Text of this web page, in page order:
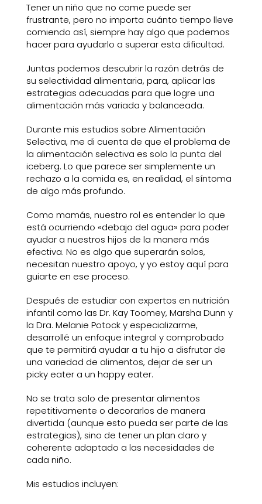
Tener un niño que no come puede ser
frustrante, pero no importa cuánto tiempo lleve
comiendo así, siempre hay algo que podemos
hacer para ayudarlo a superar esta dificultad.
Juntas podemos descubrir la razón detrás de
su selectividad alimentaria, para, aplicar las
estrategias adecuadas para que logre una
alimentación más variada y balanceada.
Durante mis estudios sobre Alimentación
Selectiva, me di cuenta de que el problema de
la alimentación selectiva es solo la punta del
iceberg. Lo que parece ser simplemente un
rechazo a la comida es, en realidad, el síntoma
de algo más profundo.
Como mamás, nuestro rol es entender lo que
está ocurriendo «debajo del agua» para poder
ayudar a nuestros hijos de la manera más
efectiva. No es algo que superarán solos,
necesitan nuestro apoyo, y yo estoy aquí para
guiarte en ese proceso.
Después de estudiar con expertos en nutrición
infantil como las Dr. Kay Toomey, Marsha Dunn y
la Dra. Melanie Potock y especializarme,
desarrollé un enfoque integral y comprobado
que te permitirá ayudar a tu hijo a disfrutar de
una variedad de alimentos, dejar de ser un
picky eater a un happy eater.
No se trata solo de presentar alimentos
repetitivamente o decorarlos de manera
divertida (aunque esto pueda ser parte de las
estrategias), sino de tener un plan claro y
coherente adaptado a las necesidades de
cada niño.
Mis estudios incluyen: